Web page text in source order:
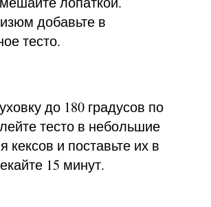
добавьте в
тесто.
до 180 градусов по
тесто в небольшие
и поставьте их в
15 минут.